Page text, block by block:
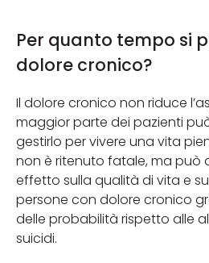
Per quanto tempo si
dolore cronico?
Il dolore cronico non riduce
maggior parte dei pazienti
gestirlo per vivere una vita
non è ritenuto fatale, ma può
effetto sulla qualità di vita e
persone con dolore cronico
delle probabilità rispetto alle
suicidi.